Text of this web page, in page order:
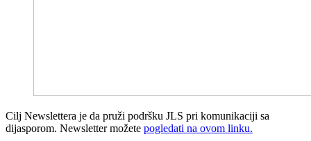
Cilj Newslettera je da pruži podršku JLS pri komunikaciji sa
dijasporom. Newsletter možete pogledati na ovom linku.